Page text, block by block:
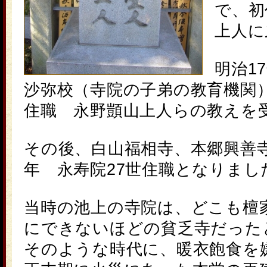
で、
上人
明治
沙弥校（寺院の子弟の教育機関
住職 永野顗山上人らの教えを
その後、白山福相寺、本郷興善
年 永寿院27世住職となりまし
当時の池上の寺院は、どこも檀
にできないほどの貧乏寺だっ
そのような時代に、暖衣飽食